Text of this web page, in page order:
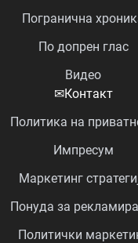
Погранична
По допрен глас
Видео
✉Контакт
Политика на
Импресум
Маркетинг
Понуда за
Политички